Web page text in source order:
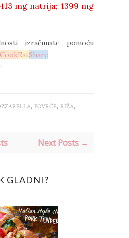
mg natrija; 1399 mg
izračunate pomoću
CookEatShare
, POVRĆE, RIŽA,
Next Posts →
GLADNI?